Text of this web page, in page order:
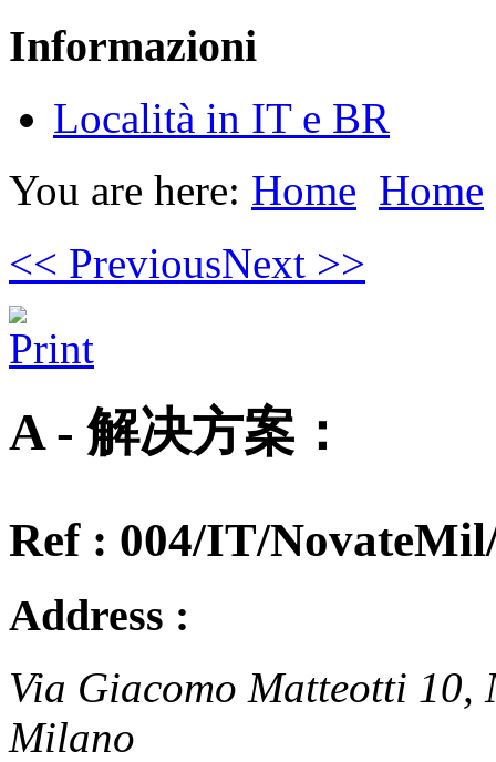
Informazioni
Località in IT e BR
You are here: Home Home
<< PreviousNext >>
A - 解决方案：
Ref : 004/IT/
Address :
Via Giacomo Matteotti 10,
Milano